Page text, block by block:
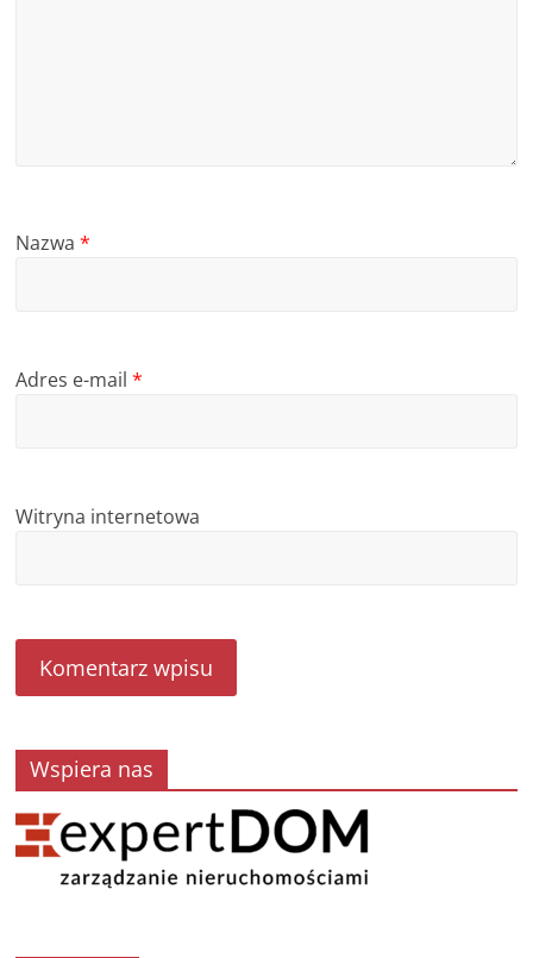
Nazwa*
Adres e-mail*
Witryna internetowa
Wspiera nas